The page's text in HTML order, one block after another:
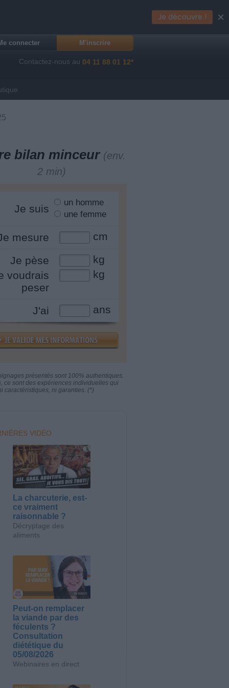
connecter M'inscrire
Contactez-nous au 04 11 88 01 12*
bilan minceur (env.
2 min)
Je suis
un homme
une femme
mesure cm
Je pèse
kg
voudrais
peser
kg
J'ai ans
présentés sont 100% authentiques.
ce sont des expériences individuelles qui
caractéristiques, ni garanties. (*)
VIDÉO
La charcuterie, est-
ce vraiment
raisonnable ?
Décryptage des
aliments
Peut-on remplacer
la viande par des
féculents ?
Consultation
diététique du
05/08/2026
Webinaires en direct
Je découvre ! ×